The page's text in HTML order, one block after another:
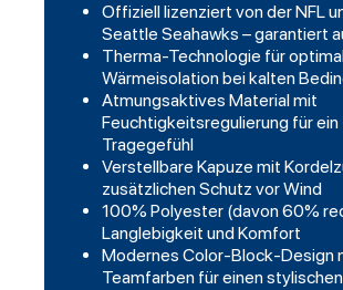
Offiziell lizenziert von der NFL
Seattle Seahawks – garantiert
Therma-Technologie für
Wärmeisolation bei kalten
Atmungsaktives Material mit
Feuchtigkeitsregulierung für
Tragegefühl
Verstellbare Kapuze mit
zusätzlichen Schutz vor Wind
100% Polyester (davon 60%
Langlebigkeit und Komfort
Modernes Color-Block-Design
Teamfarben für einen